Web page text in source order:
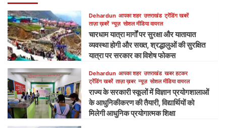
Dehardun आपका शहर उत्तराखंड ट्रेंडिंग खबरें
ताज़ा ख़बरें न्यूज़ सोशल मीडिया वायरल
चारधाम यात्रा मार्गों पर सुरक्षा और यातायात
व्यवस्था होगी और सख्त, श्रद्धालुओं की सुरक्षित
यात्रा पर सरकार का विशेष फोकस
Dehardun आपका शहर उत्तराखंड खबर हटकर
ट्रेंडिंग खबरें ताज़ा ख़बर न्यूज़ सोशल मीडिया वायरल
राज्य के सरकारी स्कूलों में विज्ञान प्रयोगशालाओं
के आधुनिकीकरण की तैयारी, विद्यार्थियों को
मिलेगी आधुनिक प्रयोगात्मक शिक्षा